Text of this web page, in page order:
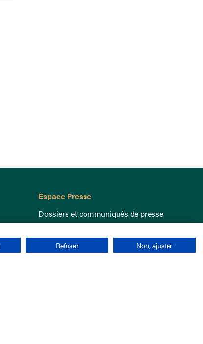
Espace Presse
Dossiers et communiqués de presse
Refuser Non, ajuster